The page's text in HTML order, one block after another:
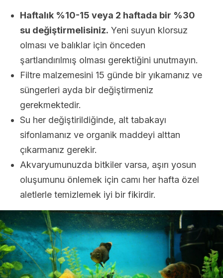
Haftalık %10-15 veya 2 haftada bir %30
su değiştirmelisiniz. Yeni suyun klorsuz
olması ve balıklar için önceden
şartlandırılmış olması gerektiğini unutmayın.
Filtre malzemesini 15 günde bir yıkamanız ve
süngerleri ayda bir değiştirmeniz
gerekmektedir.
Su her değiştirildiğinde, alt tabakayı
sifonlamanız ve organik maddeyi alttan
çıkarmanız gerekir.
Akvaryumunuzda bitkiler varsa, aşırı yosun
oluşumunu önlemek için camı her hafta özel
aletlerle temizlemek iyi bir fikirdir.